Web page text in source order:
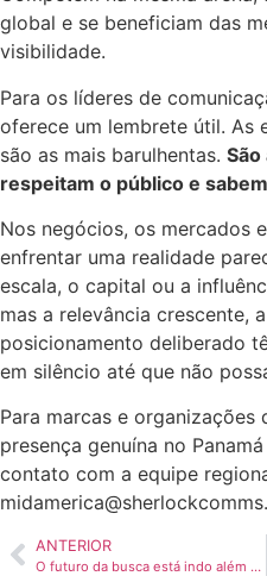
global e se beneficiam das
visibilidade.
Para os líderes de
oferece um lembrete útil. As
são as mais barulhentas.
respeitam o público e
Nos negócios, os mercados
enfrentar uma realidade
escala, o capital ou a
mas a relevância crescente,
posicionamento deliberado
em silêncio até que não
Para marcas e organizações
presença genuína no
contato com a equipe
ANTERIOR
O futuro da busca está indo além da página tradicional de resultados